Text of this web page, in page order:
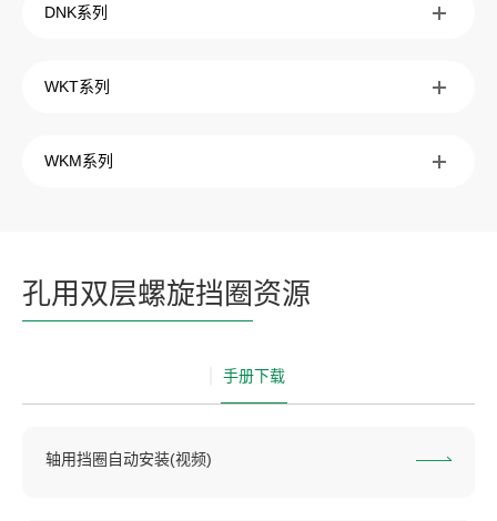
DNK系列
WKT系列
WKM系列
孔用双层螺旋挡圈资源
手册下载
轴用挡圈自动安装(视频)